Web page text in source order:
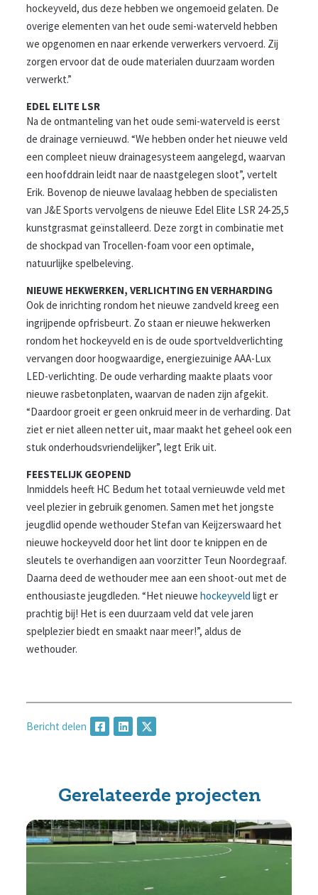
hockeyveld, dus deze hebben we ongemoeid gelaten. De
overige elementen van het oude semi-waterveld hebben
we opgenomen en naar erkende verwerkers vervoerd. Zij
zorgen ervoor dat de oude materialen duurzaam worden
verwerkt.”
EDEL ELITE LSR
Na de ontmanteling van het oude semi-waterveld is eerst
de drainage vernieuwd. “We hebben onder het nieuwe veld
een compleet nieuw drainagesysteem aangelegd, waarvan
een hoofddrain leidt naar de naastgelegen sloot”, vertelt
Erik. Bovenop de nieuwe lavalaag hebben de specialisten
van J&E Sports vervolgens de nieuwe Edel Elite LSR 24-25,5
kunstgrasmat geïnstalleerd. Deze zorgt in combinatie met
de shockpad van Trocellen-foam voor een optimale,
natuurlijke spelbeleving.
NIEUWE HEKWERKEN, VERLICHTING EN VERHARDING
Ook de inrichting rondom het nieuwe zandveld kreeg een
ingrijpende opfrisbeurt. Zo staan er nieuwe hekwerken
rondom het hockeyveld en is de oude sportveldverlichting
vervangen door hoogwaardige, energiezuinige AAA-Lux
LED-verlichting. De oude verharding maakte plaats voor
nieuwe rasbetonplaten, waarvan de naden zijn afgekit.
“Daardoor groeit er geen onkruid meer in de verharding. Dat
ziet er niet alleen netter uit, maar maakt het geheel ook een
stuk onderhoudsvriendelijker”, legt Erik uit.
FEESTELIJK GEOPEND
Inmiddels heeft HC Bedum het totaal vernieuwde veld met
veel plezier in gebruik genomen. Samen met het jongste
jeugdlid opende wethouder Stefan van Keijzerswaard het
nieuwe hockeyveld door het lint door te knippen en de
sleutels te overhandigen aan voorzitter Teun Noordegraaf.
Daarna deed de wethouder mee aan een shoot-out met de
enthousiaste jeugdleden. “Het nieuwe hockeyveld ligt er
prachtig bij! Het is een duurzaam veld dat vele jaren
spelplezier biedt en smaakt naar meer!”, aldus de
wethouder.
Bericht delen
Gerelateerde projecten